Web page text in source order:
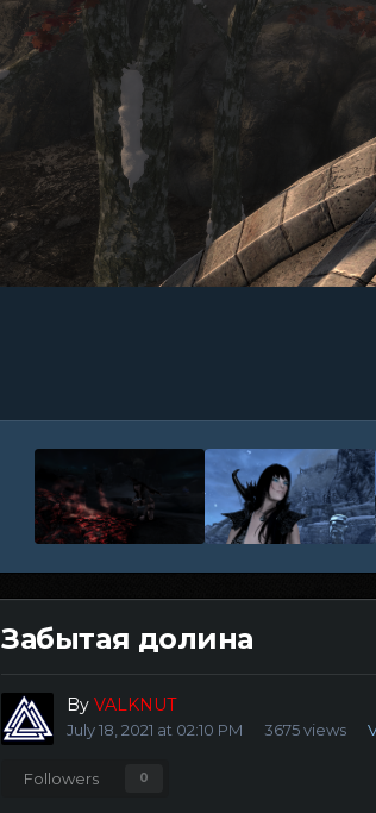
Забытая долина
ByVALKNUT
July 18, 2021 at 02:10 PM 3675 views
Followers 0